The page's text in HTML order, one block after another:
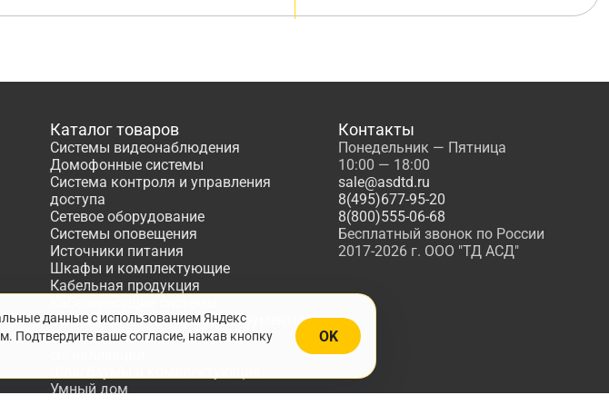
Каталог товаров
Системы видеонаблюдения
Домофонные системы
Система контроля и управления
доступа
Сетевое оборудование
Системы оповещения
Источники питания
Шкафы и комплектующие
Кабельная продукция
Расходные материалы, Инструменты
Системы охранно-пожарной
Умный дом
Контакты
Понедельник — Пятница
10:00 — 18:00
sale@asdtd.ru
8(495)677-95-20
8(800)555-06-68
Бесплатный звонок по России
2017-2026 г. ООО "ТД АСД"
данные с использованием Яндекс
Подтвердите ваше согласие, нажав кнопку
OK